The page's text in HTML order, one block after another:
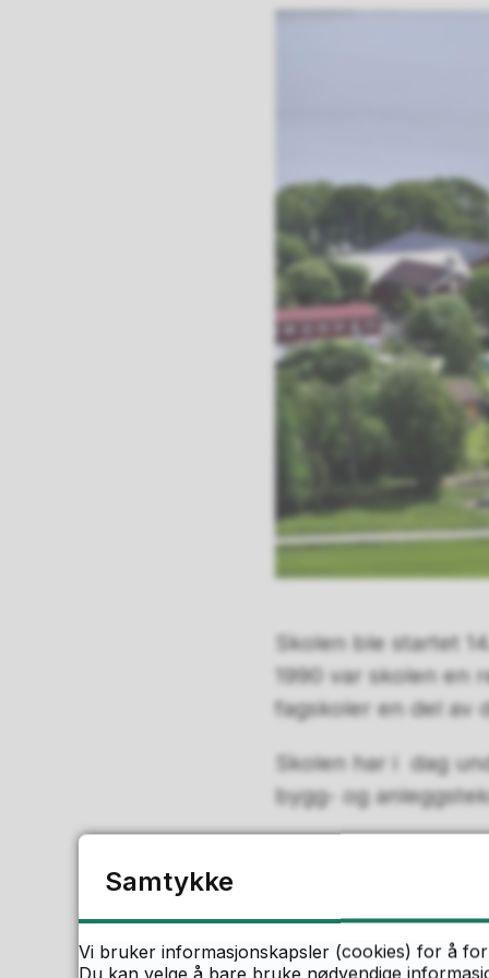
Skolen ble startet
1990 var skolen en
fagskoler en del av
Skolen har i dag
bygg- og
har god plass og
smått, ca 1500
Slettene rundt
Samtykke
Vi bruker informasjonskapsler (cookies) for å
Du kan velge å bare bruke nødvendige